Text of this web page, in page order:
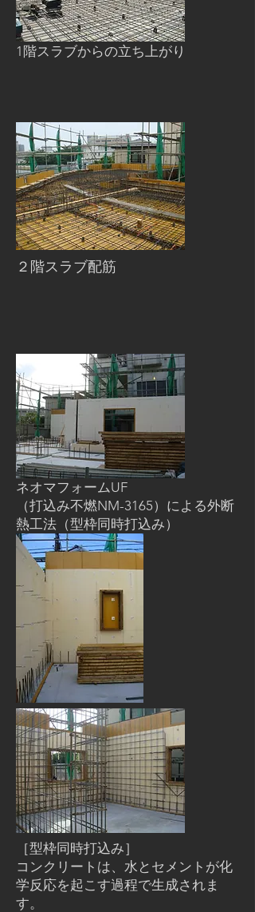
1階スラブからの立ち上がり
２階スラブ配筋
ネオマフォームUF
（打込み不燃NM-3165）による外断
熱工法（型枠同時打込み）
［型枠同時打込み］
コンクリートは、水とセメントが化
学反応を起こす過程で生成されま
す。